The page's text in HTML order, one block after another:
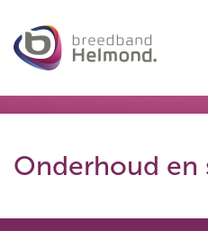
Skip to main content
Onderhoud en